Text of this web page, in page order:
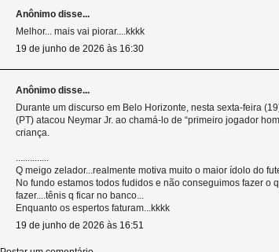
Anônimo disse...
Melhor... mais vai piorar....kkkk
19 de junho de 2026 às 16:30
Anônimo disse...
Durante um discurso em Belo Horizonte, nesta sexta-feira
(PT) atacou Neymar Jr. ao chamá-lo de “primeiro jogador
criança.
Q meigo zelador...realmente motiva muito o maior ídolo do
No fundo estamos todos fudidos e não conseguimos fazer o
fazer....tênis q ficar no banco...
Enquanto os espertos faturam...kkkk
19 de junho de 2026 às 16:51